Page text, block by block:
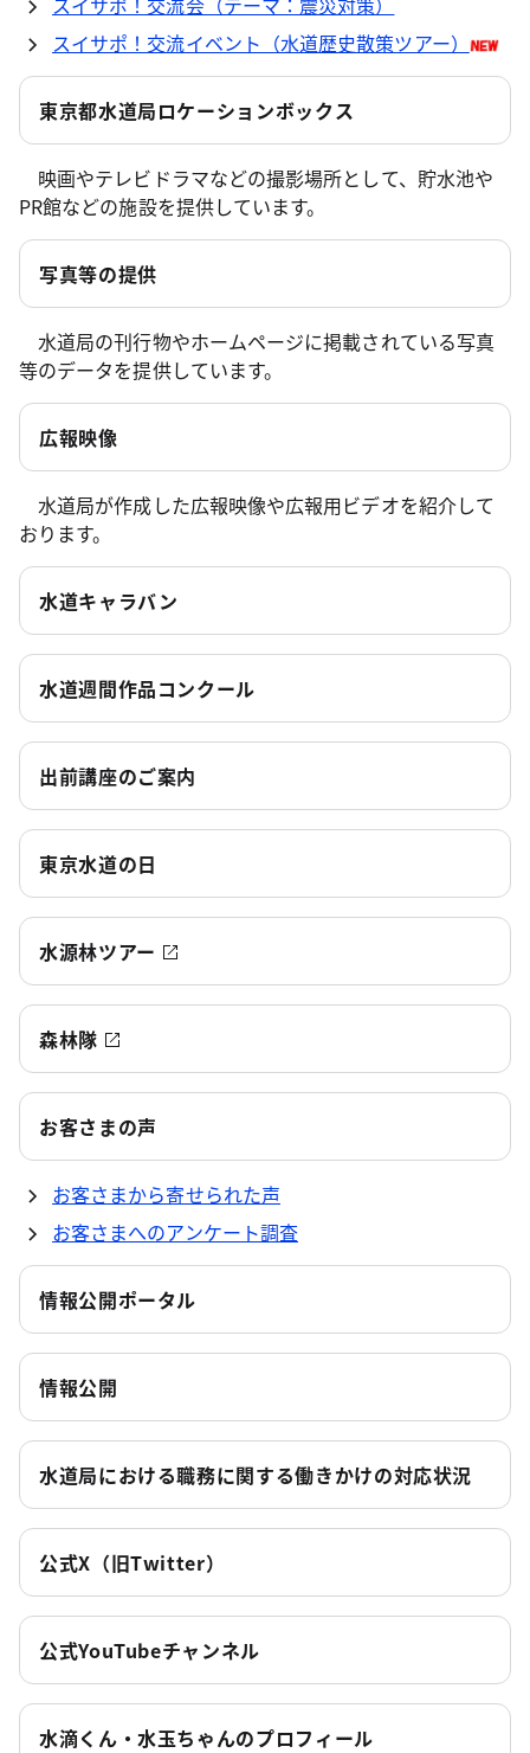
スイサポ！交流イベント（水道歴史散策ツアー）
東京都水道局ロケーションボックス
映画やテレビドラマなどの撮影場所として、貯水池や
PR館などの施設を提供しています。
写真等の提供
水道局の刊行物やホームページに掲載されている写真
等のデータを提供しています。
広報映像
水道局が作成した広報映像や広報用ビデオを紹介して
おります。
水道キャラバン
水道週間作品コンクール
出前講座のご案内
東京水道の日
水源林ツアー
森林隊
お客さまの声
お客さまから寄せられた声
お客さまへのアンケート調査
情報公開ポータル
情報公開
水道局における職務に関する働きかけの対応状況
公式X（旧Twitter）
公式YouTubeチャンネル
水滴くん・水玉ちゃんのプロフィール